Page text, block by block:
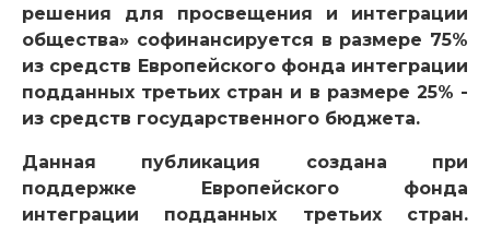
решения для просвещения и интеграции
общества» софинансируется в размере 75%
из средств Европейского фонда интеграции
подданных третьих стран и в размере 25% -
из средств государственного бюджета.
Данная публикация создана при
поддержке Европейского фонда
интеграции подданных третьих стран.